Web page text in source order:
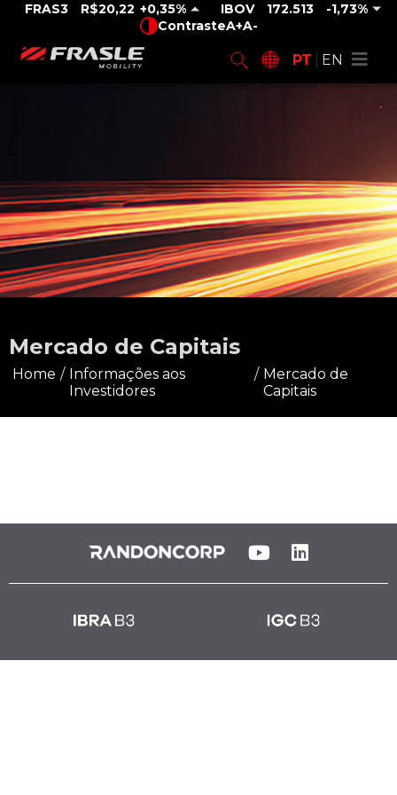
FRAS3 R$20,22 0,35% IBOV 172.513
-1,73%
ContrasteA+A-
PT EN
Mercado de Capitais
Home / Informações aos
Investidores
/ Mercado de
Capitais